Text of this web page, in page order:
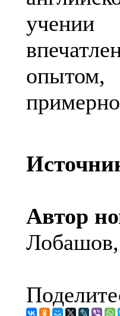
учении
Автор
Лобашов,